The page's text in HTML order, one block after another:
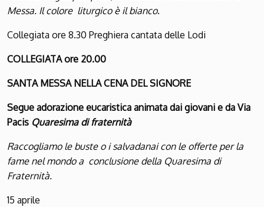
Messa. Il colore liturgico è il bianco.
Collegiata ore 8.30 Preghiera cantata delle Lodi
COLLEGIATA ore 20.00
SANTA MESSA NELLACENA DELSIGNORE
Segue adorazione eucaristica animata dai giovani e da Via
Pacis Quaresima di fraternità
Raccogliamo le buste o i salvadanai con le offerte per la
fame nel mondo a conclusione della Quaresima di
Fraternità.
15 aprile